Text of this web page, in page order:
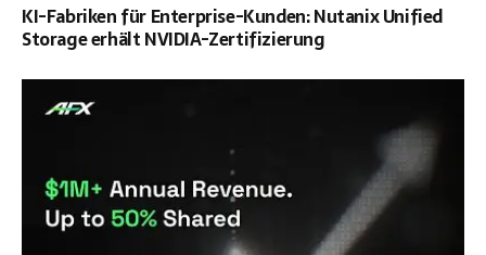
KI-Fabriken für Enterprise-Kunden: Nutanix Unified
Storage erhält NVIDIA-Zertifizierung